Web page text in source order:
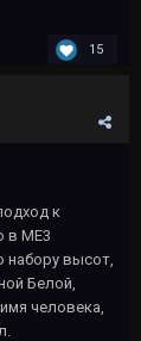
15
к
в МЕ3
набору высот,
Белой,
человека,